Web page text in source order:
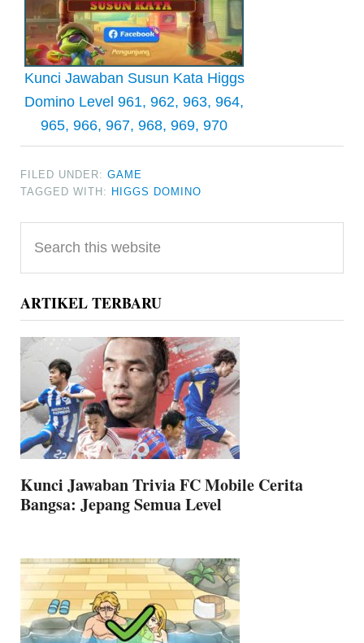
Kunci Jawaban Susun Kata Higgs
Domino Level 961, 962, 963, 964,
965, 966, 967, 968, 969, 970
FILED UNDER:GAME
TAGGED WITH: HIGGS DOMINO
Primary
Sidebar
this
website
ARTIKEL TERBARU
Kunci Jawaban Trivia FC Mobile Cerita
Bangsa: Jepang Semua Level